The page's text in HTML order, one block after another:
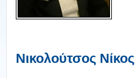
Νικολούτσος Νίκος